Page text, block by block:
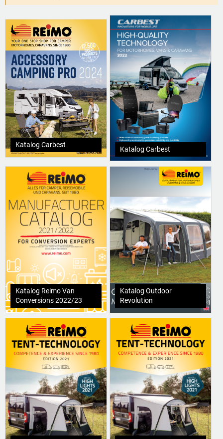
Katalog Carbest
Katalog Carbest
Katalog Reimo Van
Conversions 2022/23
Katalog Outdoor
Revolution